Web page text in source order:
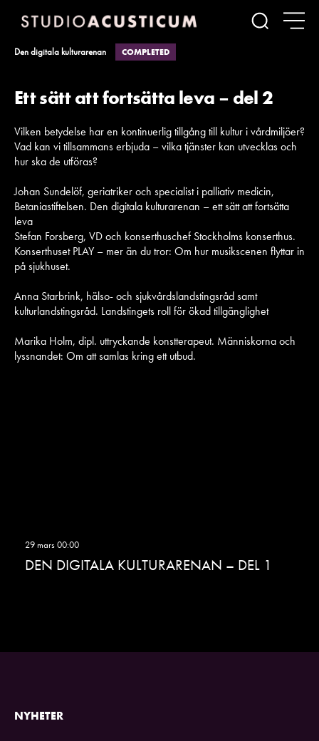
Den digitala kulturarenan COMPLETED
Ett sätt att fortsätta leva – del 2
Vilken betydelse har en kontinuerlig tillgång till kultur i vårdmiljöer?
Vad kan vi tillsammans erbjuda – vilka tjänster kan utvecklas och
hur ska de utföras?
Johan Sundelöf, geriatriker och specialist i palliativ medicin,
Betaniastiftelsen. Den digitala kulturarenan – ett sätt att fortsätta
leva
Stefan Forsberg, VD och konserthuschef Stockholms konserthus.
Konserthuset PLAY – mer än du tror: Om hur musikscenen flyttar in
på sjukhuset.
Anna Starbrink, hälso- och sjukvårdslandstingsråd samt
kulturlandstingsråd. Landstingets roll för ökad tillgänglighet
Marika Holm, dipl. uttryckande konstterapeut. Människorna och
lyssnandet: Om att samlas kring ett utbud.
29 mars 00:00
DEN DIGITALA KULTURARENAN – DEL 1
NYHETER